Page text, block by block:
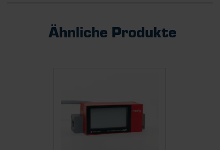
Ähnliche Produkte